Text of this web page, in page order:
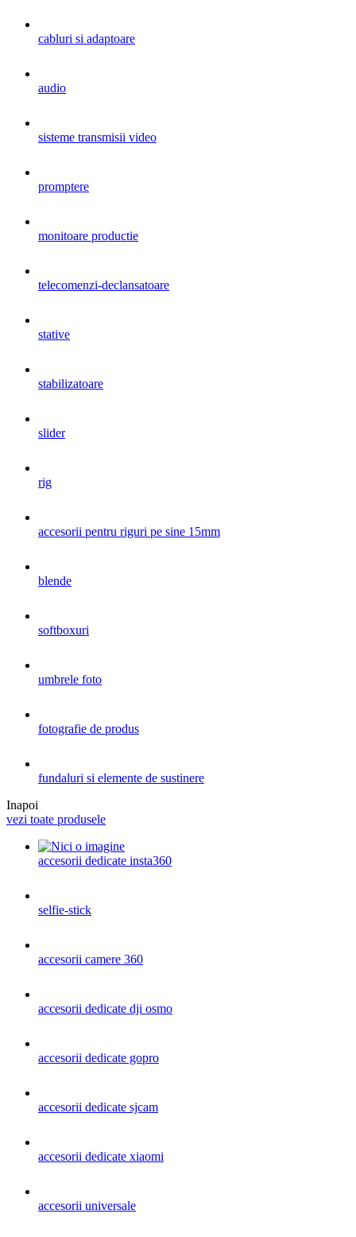
cabluri si adaptoare
audio
sisteme transmisii video
promptere
monitoare productie
telecomenzi-declansatoare
stative
stabilizatoare
slider
rig
accesorii pentru riguri pe sine 15mm
blende
softboxuri
umbrele foto
fotografie de produs
fundaluri si elemente de sustinere
Inapoi
vezi toate produsele
accesorii dedicate insta360
selfie-stick
accesorii camere 360
accesorii dedicate dji osmo
accesorii dedicate gopro
accesorii dedicate sjcam
accesorii dedicate xiaomi
accesorii universale